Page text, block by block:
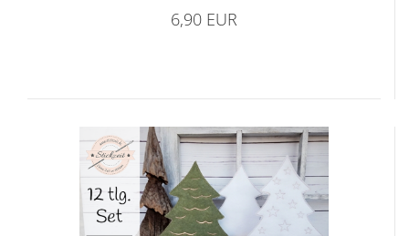
6,90 EUR